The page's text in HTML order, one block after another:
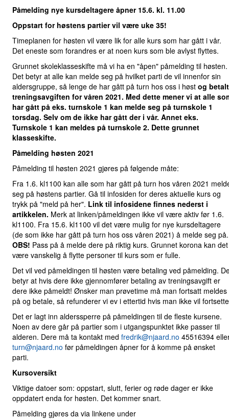
Påmelding nye kursdeltagere åpner 15.6. kl. 11.00
Oppstart for høstens partier vil være uke 35!
Timeplanen for høsten vil være lik for alle kurs som har gått i vår.
Det eneste som forandres er at noen kurs som ble avlyst flyttes.
Grunnet skoleklasseskifte må vi ha en "åpen" påmelding til høsten.
Det betyr at alle kan melde seg på hvilket parti de vil innenfor sin
aldersgruppe, så lenge de har gått på turn hos oss i høst og betalt
treningsavgiften for våren 2021. Med dette mener vi at alle
har gått på eks. turnskole 1 kan melde seg på turnskole 1
torsdag. Selv om de ikke har gått der i vår. Annet eks.
Turnskole 1 kan meldes på turnskole 2. Dette grunnet
klasseskifte.
Påmelding høsten 2021
Påmelding til høsten 2021 gjøres på følgende måte:
Fra 1.6. kl1100 kan alle som har gått på turn hos våren 2021
seg på høstens partier. Gå til infosiden for deres aktuelle kurs og
trykk på "meld på her". Link til infosidene finnes nederst i
artikkelen. Merk at linken/påmeldingen ikke vil være aktiv før 1.6.
kl1100. Fra 15.6. kl1100 vil det være mulig for nye kursdeltagere
(de som ikke har gått på turn hos oss våren 2021) å melde seg på.
OBS! Pass på å melde dere på riktig kurs. Grunnet korona kan det
være vanskelig å flytte personer til kurs som er fulle.
Det vil ved påmeldingen til høsten være betaling ved påmelding.
betyr at hvis dere ikke gjennomfører betaling av treningsavgift er
dere ikke påmeldt! Ønsker man prøvetime må man fortsatt meldes
på og betale, så refunderer vi ev i ettertid hvis man ikke vil
Det er lagt inn alderssperre på påmeldingen til de fleste kursene.
Noen av dere går på partier som i utgangspunktet ikke passer til
alderen. Dere må ta kontakt med fredrik@njaard.no 45516394
turn@njaard.no før påmeldingen åpner for å komme på ønsket
parti.
Kursoversikt
Viktige datoer som: oppstart, slutt, ferier og røde dager er ikke
oppdatert enda for høsten. Det kommer snart.
Påmelding gjøres da via linkene under